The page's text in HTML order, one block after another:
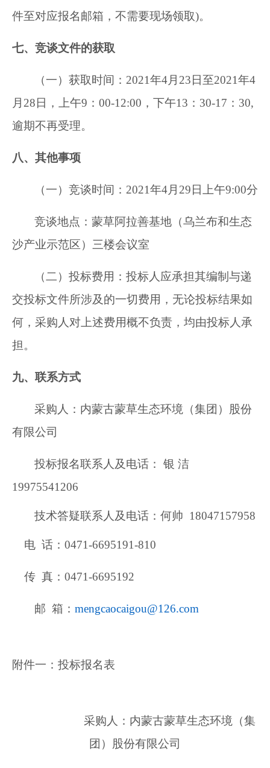
件至对应报名邮箱，不需要现场领取)。
七、竞谈文件的获取
（一）获取时间：2021年4月23日至2021年4
月28日，上午9：00-12:00，下午13：30-17：30,
逾期不再受理。
八、其他事项
（一）竞谈时间：2021年4月29日上午9:00分
竞谈地点：蒙草阿拉善基地（乌兰布和生态
沙产业示范区）三楼会议室
（二）投标费用：投标人应承担其编制与递
交投标文件所涉及的一切费用，无论投标结果如
何，采购人对上述费用概不负责，均由投标人承
担。
九、联系方式
采购人： 内蒙古蒙草生态环境（集团）股份
有限公司
投标报名联系人及电话： 银 洁
19975541206
技术答疑联系人及电话：何帅 18047157958
电 话：0471-6695191-810
传 真：0471-6695192
邮 箱： mengcaocaigou@126.com
附件一：投标报名表
采购人： 内蒙古蒙草生态环境（集
团）股份有限公司